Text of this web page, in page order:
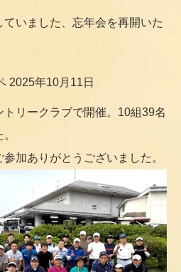
ていました、忘年会を再開いた
2025年10月11日
リークラブで開催。10組39名
加ありがとうございました。